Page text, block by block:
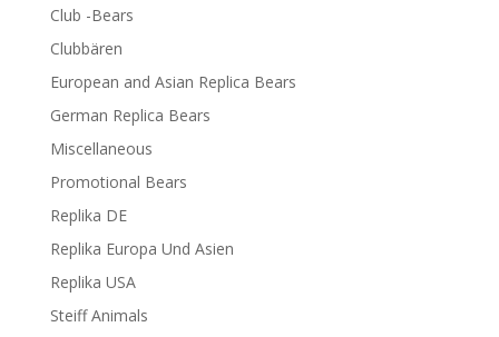
Club -Bears
Clubbären
European and Asian Replica Bears
German Replica Bears
Miscellaneous
Promotional Bears
Replika DE
Replika Europa Und Asien
Replika USA
Steiff Animals